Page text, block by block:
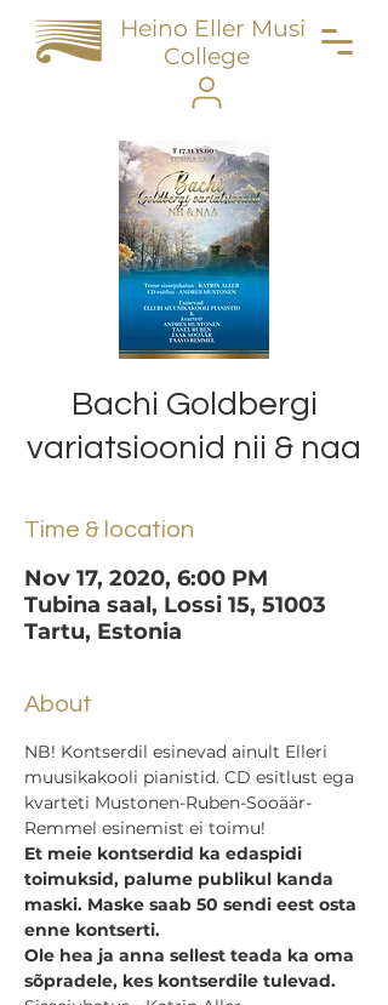
Heino Eller Music
College
Bachi Goldbergi
variatsioonid nii & naa
Time & location
Nov 17, 2020, 6:00 PM
Tubina saal, Lossi 15, 51003
Tartu, Estonia
About
NB! Kontserdil esinevad ainult Elleri
muusikakooli pianistid. CD esitlust ega
kvarteti Mustonen-Ruben-Sooäär-
Remmel esinemist ei toimu!
Et meie kontserdid ka edaspidi
toimuksid, palume publikul kanda
maski. Maske saab 50 sendi eest osta
enne kontserti.
Ole hea ja anna sellest teada ka oma
sõpradele, kes kontserdile tulevad.